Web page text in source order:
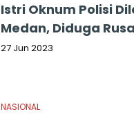
Istri Oknum Polisi
Medan, Diduga
27 Jun 2023
NASIONAL